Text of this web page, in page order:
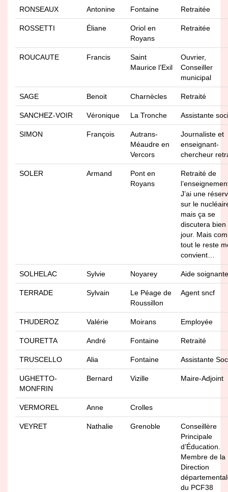
RONSEAUX Antonine Fontaine Retraitée
ROSSETTI Éliane
Oriol en
Royans
Retraitée
ROUCAUTE Francis
Saint
Maurice l’Exil
Ouvrier,
Conseiller
municipal
SAGE Benoit Charnècles Retraité
SANCHEZ-VOIR Véronique La Tronche Assistante
SIMON François
Autrans-
Méaudre en
Vercors
Journaliste et
enseignant-
chercheur
SOLER Armand
Pont en
Royans
Retraité de
J’ai une
sur le
mais ça se
discutera bien
jour. Mais
tout le reste
convient…
SOLHELAC Sylvie Noyarey Aide soignante
TERRADE Sylvain
Le Péage de
Roussillon
Agent sncf
THUDEROZ Valérie Moirans Employée
TOURETTA André Fontaine Retraité
TRUSCELLO Alia Fontaine Assistante
UGHETTO-
MONFRIN
Bernard Vizille Maire-Adjoint
VERMOREL Anne Crolles
VEYRET Nathalie Grenoble
Conseillère
Principale
d’Éducation.
Membre de la
Direction
du PCF38